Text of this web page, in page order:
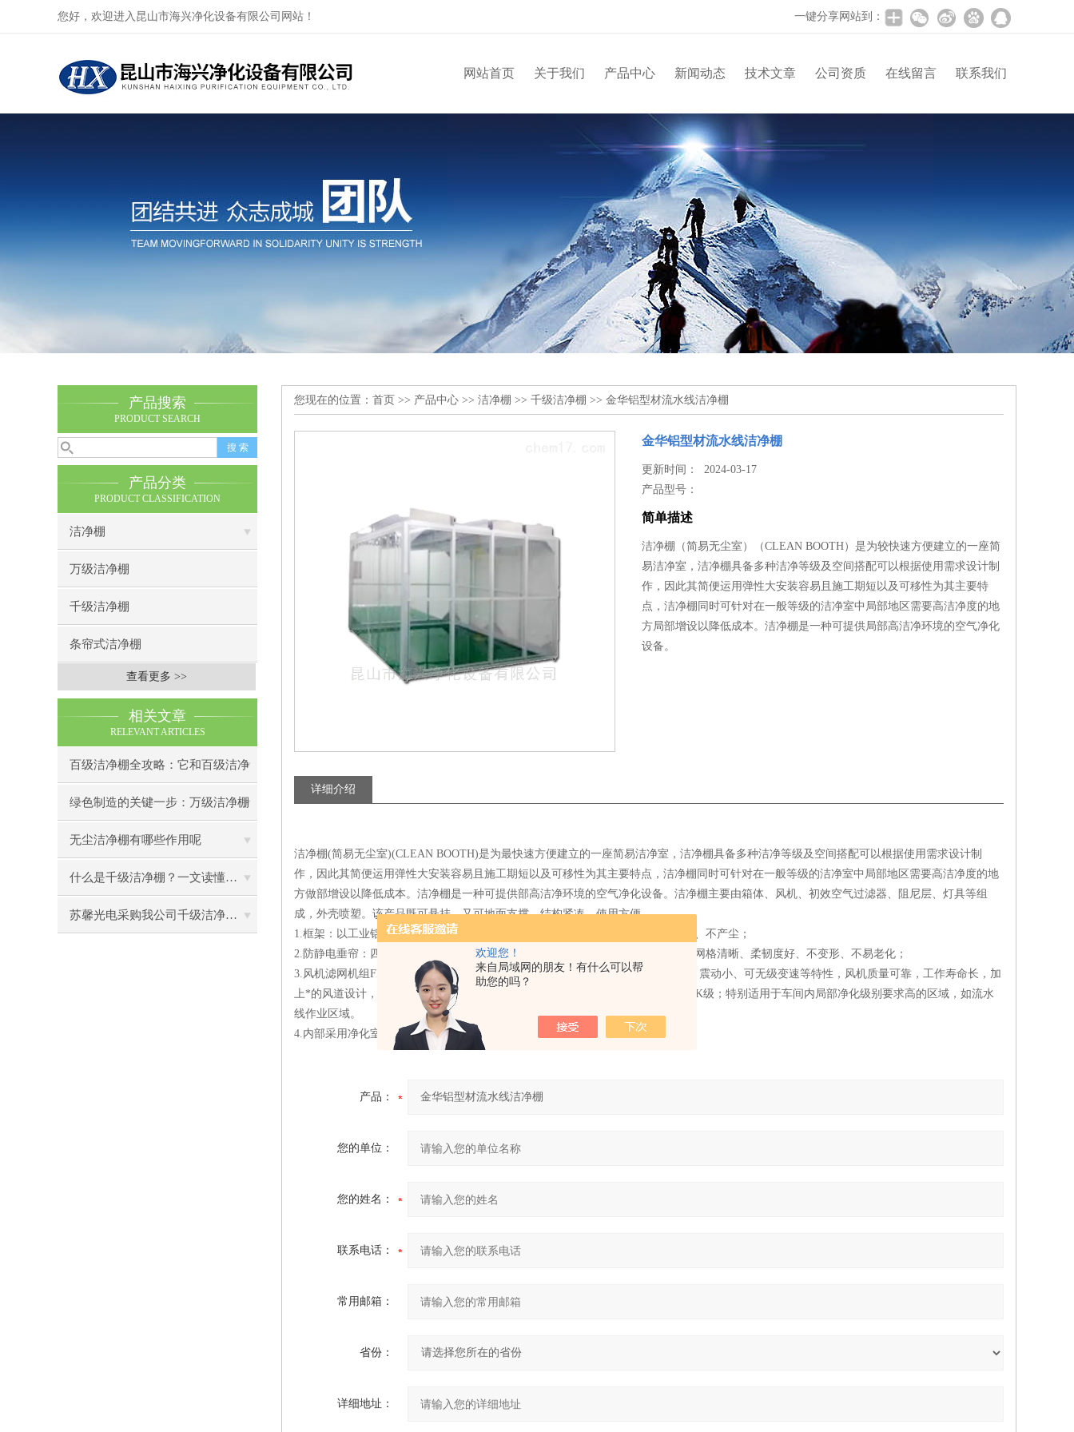
欢迎您！
来自局域网的朋友！有什么可以帮
助您的吗？
您好，欢迎进入昆山市海兴净化设备有限公司网站！ 一键分享网站到：
网站首页 关于我们 产品中心 新闻动态 技术文章 公司资质 在线留言 联系我们
产品搜索
PRODUCT SEARCH
产品分类
PRODUCT CLASSIFICATION
洁净棚
万级洁净棚
千级洁净棚
条帘式洁净棚
查看更多 >>
相关文章
RELEVANT ARTICLES
百级洁净棚全攻略：它和百级洁净
室到底有什么区别？
绿色制造的关键一步：万级洁净棚
助力环保型半导体产业发展
无尘洁净棚有哪些作用呢
什么是千级洁净棚？一文读懂其结构特点与局部净化优势
苏馨光电采购我公司千级洁净棚普通工作台一批（7月07日）已顺利交货
您现在的位置： 首页 >> 产品中心 >> 洁净棚 >> 千级洁净棚 >> 金华铝型材流水线洁净棚
金华铝型材流水线洁净棚
更新时间： 2024-03-17
产品型号：
简单描述
洁净棚（简易无尘室）（CLEAN BOOTH）是为较快速方便建立的一座简
易洁净室，洁净棚具备多种洁净等级及空间搭配可以根据使用需求设计制
作，因此其简便运用弹性大安装容易且施工期短以及可移性为其主要特
点，洁净棚同时可针对在一般等级的洁净室中局部地区需要高洁净度的地
方局部增设以降低成本。洁净棚是一种可提供局部高洁净环境的空气净化
设备。
详细介绍
洁净棚(简易无尘室)(CLEAN BOOTH)是为最快速方便建立的一座简易洁净室，洁净棚具备多种洁净等级及空间搭配可以根据使用需求设计制
作，因此其简便运用弹性大安装容易且施工期短以及可移性为其主要特点，洁净棚同时可针对在一般等级的洁净室中局部地区需要高洁净度的地
方做部增设以降低成本。洁净棚是一种可提供部高洁净环境的空气净化设备。洁净棚主要由箱体、风机、初效空气过滤器、阻尼层、灯具等组
成，外壳喷塑。该产品既可悬挂，又可地面支撑，结构紧凑，使用方便。
1.框架：以工业铝材（或不锈钢方通、铁方通喷塑）作为框架稳固、美观、不生锈、不产尘；
2.防静电垂帘：四周围用防静电垂帘（或亚克力板），防静电效果好、透明度高、网格清晰、柔韧度好、不变形、不易老化；
3.风机滤网机组FFU：，采用新加坡PCI离心风机，具有长寿命、低噪声、免维护、震动小、可无级变速等特性，风机质量可靠，工作寿命长，加
上*的风道设计，大大提高了风机的效率、降低了噪声！内部净化级别可达100-100K级；特别适用于车间内局部净化级别要求高的区域，如流水
线作业区域。
4.内部采用净化室净化灯，不产尘；
产品：
您的单位：
您的姓名：
联系电话：
常用邮箱：
省份：
详细地址：